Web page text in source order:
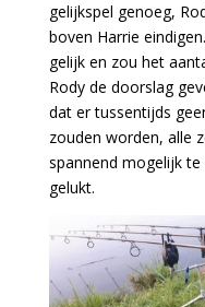
gelijkspel genoeg,
boven Harrie
gelijk en zou het
Rody de doorslag
dat er tussentijds
zouden worden, alle
spannend mogelijk te
gelukt.